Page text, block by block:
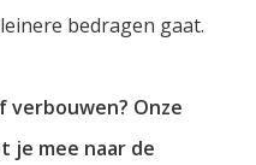
bedragen gaat.
Onze
je mee naar de